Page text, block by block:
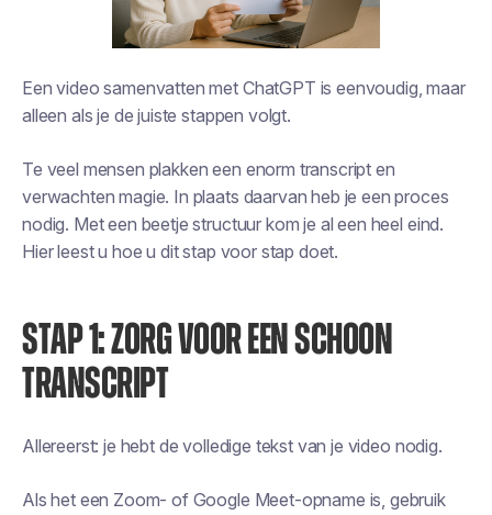
Een video samenvatten met ChatGPT is eenvoudig, maar
alleen als je de juiste stappen volgt.
Te veel mensen plakken een enorm transcript en
verwachten magie. In plaats daarvan heb je een proces
nodig. Met een beetje structuur kom je al een heel eind.
Hier leest u hoe u dit stap voor stap doet.
STAP 1: ZORG VOOR EEN SCHOON
TRANSCRIPT
Allereerst: je hebt de volledige tekst van je video nodig.
Als het een Zoom- of Google Meet-opname is, gebruik